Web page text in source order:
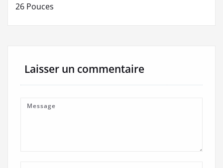
26 Pouces
Laisser un commentaire